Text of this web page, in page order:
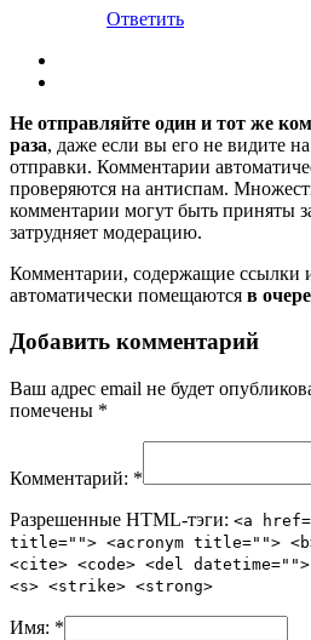
Ответить
Не отправляйте один и тот же
раза, даже если вы его не видите на
отправки. Комментарии
проверяются на антиспам.
комментарии могут быть приняты
затрудняет модерацию.
Комментарии, содержащие ссылки
автоматически помещаются в
Добавить комментарий
Ваш адрес email не будет
помечены *
Комментарий: *
Разрешенные HTML-тэги: <a
title=""> <acronym title="">
<cite> <code> <del
<s> <strike> <strong>
Имя: *